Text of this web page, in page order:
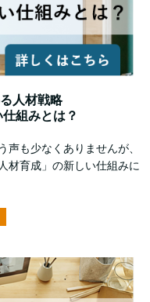
人材戦略
組みとは？
声も少なくありませんが、
材育成」の新しい仕組みに